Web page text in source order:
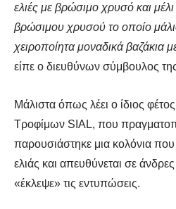
ελιές με βρώσιμο χρυσό και
βρώσιμου χρυσού το οποίο
χειροποίητα μοναδικά βαζάκια
είπε ο διευθύνων σύμβουλος της
Μάλιστα όπως λέει ο ίδιος
Τροφίμων SIAL, που
παρουσιάστηκε μια κολόνια
ελιάς και απευθύνεται σε άνδρες
«έκλεψε» τις εντυπώσεις.